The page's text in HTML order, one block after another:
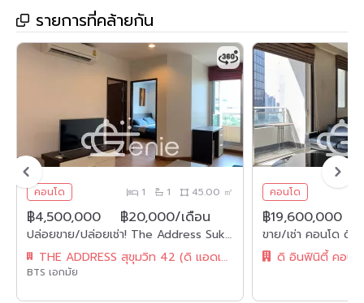
รายการที่คล้ายกัน
คอนโด 1 1 45.00 ㎡
฿4,500,000 ฿20,000/เดือน
ปล่อยขาย/ปล่อยเช่า! The Address Sukhumvit 42 ในราคาเพียง 4,500,000 บาท / ค่าโอนคนละครึ่ง เช่า 20,00บาท/เดือน 1 ห้องนอน 1 ห้องน้ำ 45ตรม. ใกล้ BTS เอกมัย เฟอร์นิเจอร์ครบพร้อมเข้าอยู่ รหัส 2612
THE ADDRESS สุขุมวิท 42 (ดิ แอดเดรส สุขุมวิท 42)
BTS เอกมัย
คอนโด
฿19,600,000
ดิ อินฟินิตี้ คอนโ